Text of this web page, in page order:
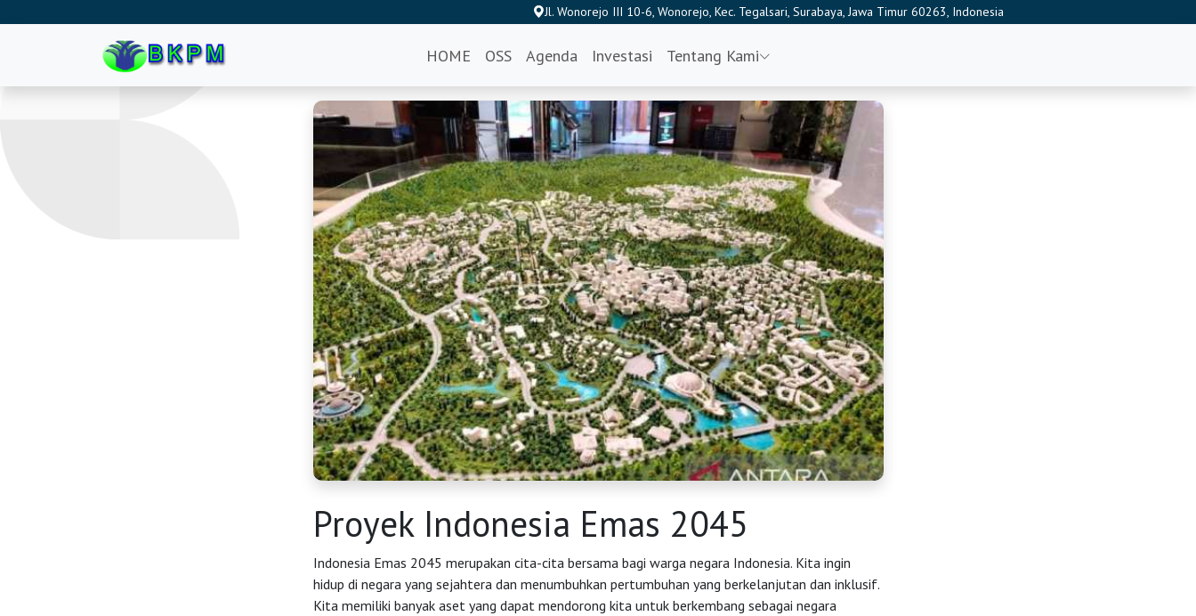
Jl. Wonorejo III 10-6, Wonorejo, Kec. Tegalsari, Surabaya, Jawa Timur 60263, Indonesia
HOME OSS Agenda Investasi Tentang Kami
Proyek Indonesia Emas 2045
Indonesia Emas 2045 merupakan cita-cita bersama bagi warga negara Indonesia. Kita ingin
hidup di negara yang sejahtera dan menumbuhkan pertumbuhan yang berkelanjutan dan inklusif.
Kita memiliki banyak aset yang dapat mendorong kita untuk berkembang sebagai negara